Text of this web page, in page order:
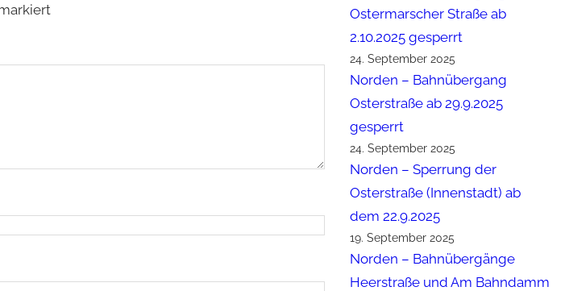
Ostermarscher Straße ab
2.10.2025 gesperrt
24. September 2025
Norden – Bahnübergang
Osterstraße ab 29.9.2025
gesperrt
24. September 2025
Norden – Sperrung der
Osterstraße (Innenstadt) ab
dem 22.9.2025
19. September 2025
Norden – Bahnübergänge
Heerstraße und Am Bahndamm